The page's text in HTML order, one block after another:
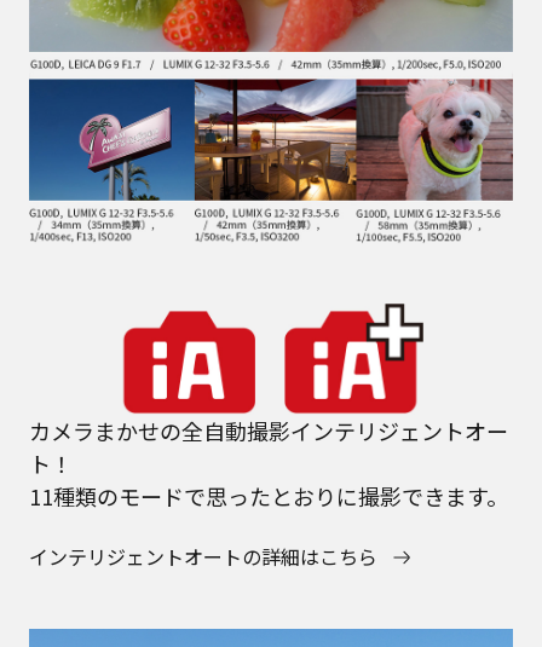
カメラまかせの全自動撮影インテリジェントオー
ト！
11種類のモードで思ったとおりに撮影できます。
インテリジェントオートの詳細はこちら